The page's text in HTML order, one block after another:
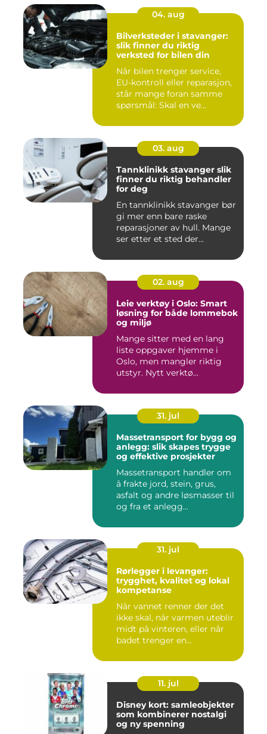
04. aug
Bilverksteder i stavanger:
slik finner du riktig
verksted for bilen din
Når bilen trenger service,
EU-kontroll eller reparasjon,
står mange foran samme
spørsmål: Skal en ve...
03. aug
Tannklinikk stavanger slik
finner du riktig behandler
for deg
En tannklinikk stavanger bør
gi mer enn bare raske
reparasjoner av hull. Mange
ser etter et sted der...
02. aug
Leie verktøy i Oslo: Smart
løsning for både lommebok
og miljø
Mange sitter med en lang
liste oppgaver hjemme i
Oslo, men mangler riktig
utstyr. Nytt verktø...
31. jul
Massetransport for bygg og
anlegg: slik skapes trygge
og effektive prosjekter
Massetransport handler om
å frakte jord, stein, grus,
asfalt og andre løsmasser til
og fra et anlegg...
31. jul
Rørlegger i levanger:
trygghet, kvalitet og lokal
kompetanse
Når vannet renner der det
ikke skal, når varmen uteblir
midt på vinteren, eller når
badet trenger en...
11. jul
Disney kort: samleobjekter
som kombinerer nostalgi
og ny spenning